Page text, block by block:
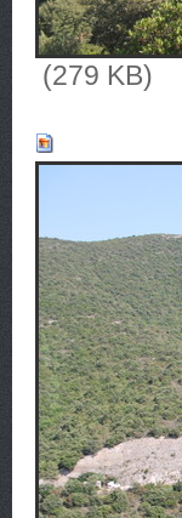
(279 KB)